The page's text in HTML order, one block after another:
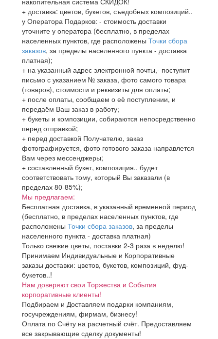
+ доставка: цветов, букетов, съедобных композиций..
у Оператора Подарков: - стоимость доставки
уточните у оператора (бесплатно, в пределах
населенных пунктов, где расположены Точки сбора
заказов, за пределы населенного пункта - доставка
платная);
+ на указанный адрес электронной почты,- поступит
письмо с указанием № заказа, фото самого товара
(товаров), стоимости и реквизиты для оплаты;
+ после оплаты, сообщаем о её поступлении, и
передаём Ваш заказ в работу;
+ букеты и композиции, собираются непосредственно
перед отправкой;
+ перед доставкой Получателю, заказ
фотографируется, фото готового заказа направлется
Вам через мессенджеры;
+ составленный букет, композиция.. будет
соответствовать тому, который Вы заказали (в
пределах 80-85%);
Мы предлагаем:
Бесплатная доставка, в указанный временной период
(бесплатно, в пределах населенных пунктов, где
расположены Точки сбора заказов, за пределы
населенного пункта - доставка платная)
Только свежие цветы, поставки 2-3 раза в неделю!
Принимаем Индивидуальные и Корпоративные
заказы доставки: цветов, букетов, композиций, фуд-
букетов..!
Нам доверяют свои Торжества и События
корпоративные клиенты!
Подбираем и Доставляем подарки компаниям,
госучреждениям, фирмам, бизнесу!
Оплата по Счёту на расчетный счёт. Предоставляем
все закрывающие сделку документы!